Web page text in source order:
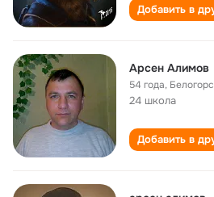
Добавить в
Арсен Алимов
54 года,
24 школа
Добавить в